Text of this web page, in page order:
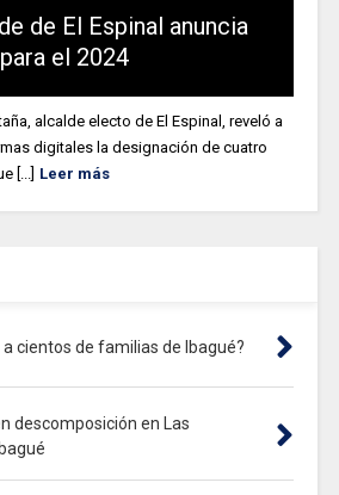
de El Espinal anuncia
el 2024
alcalde electo de El Espinal, reveló a
digitales la designación de cuatro
[...] Leer más
cientos de familias de Ibagué?
descomposición en Las